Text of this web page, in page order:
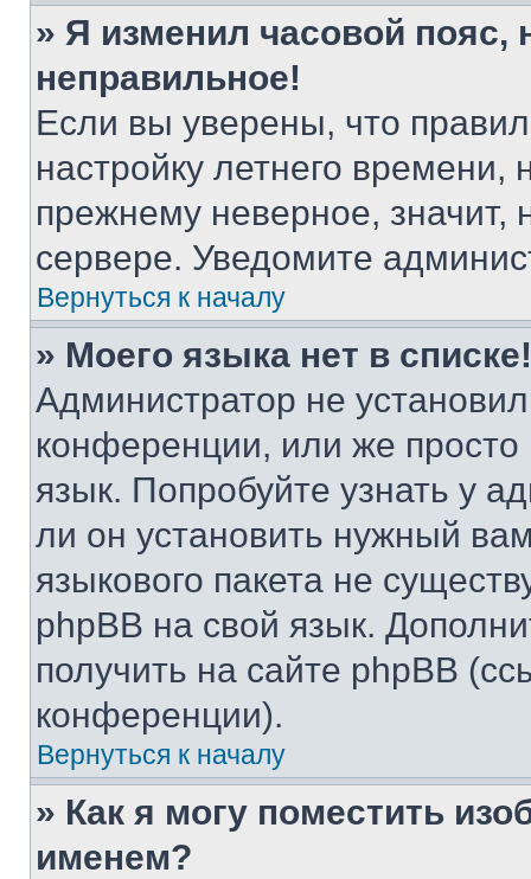
» Я изменил часовой пояс,
неправильное!
Если вы уверены, что
настройку летнего
прежнему неверное, значит,
сервере. Уведомите
Вернуться к началу
» Моего языка нет в списке!
Администратор не
конференции, или же
язык. Попробуйте узнать у
ли он установить нужный
языкового пакета не
phpBB на свой язык.
получить на сайте phpBB
конференции).
Вернуться к началу
» Как я могу поместить
именем?